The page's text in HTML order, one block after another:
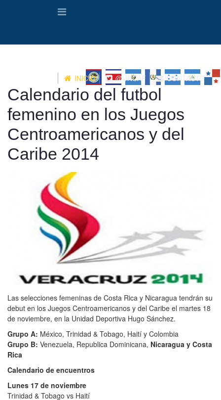
INICIO @UNCAF CONTACTO
Calendario del futbol
femenino en los Juegos
Centroamericanos y del
Caribe 2014
Las selecciones femeninas de Costa Rica y Nicaragua tendrán su
debut en los Juegos Centroamericanos y del Caribe el martes 18
de noviembre, en la Unidad Deportiva Hugo Sánchez.
Grupo A: México, Trinidad & Tobago, Haití y Colombia
Grupo B: Venezuela, Republica Dominicana, Nicaragua y Costa
Rica
Calendario de encuentros
Lunes 17 de noviembre
Trinidad & Tobago vs Haití